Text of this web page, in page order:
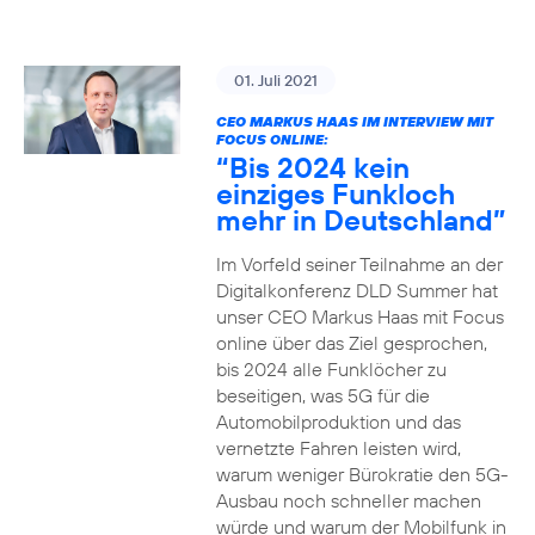
01. Juli 2021
CEO MARKUS HAAS IM INTERVIEW MIT
FOCUS ONLINE:
“Bis 2024 kein
einziges Funkloch
mehr in Deutschland”
Im Vorfeld seiner Teilnahme an der
Digitalkonferenz DLD Summer hat
unser CEO Markus Haas mit Focus
online über das Ziel gesprochen,
bis 2024 alle Funklöcher zu
beseitigen, was 5G für die
Automobilproduktion und das
vernetzte Fahren leisten wird,
warum weniger Bürokratie den 5G-
Ausbau noch schneller machen
würde und warum der Mobilfunk in